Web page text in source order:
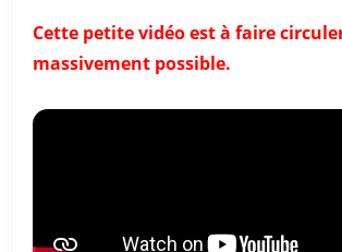
Cette petite vidéo est à faire
massivement possible.